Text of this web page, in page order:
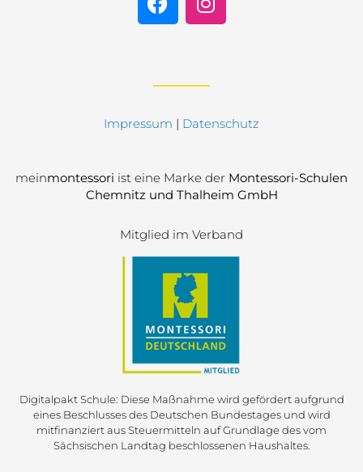
Impressum | Datenschutz
meinmontessori ist eine Marke der Montessori-Schulen
Chemnitz und Thalheim GmbH
Mitglied im Verband
Digitalpakt Schule: Diese Maßnahme wird gefördert aufgrund
eines Beschlusses des Deutschen Bundestages und wird
mitfinanziert aus Steuermitteln auf Grundlage des vom
Sächsischen Landtag beschlossenen Haushaltes.